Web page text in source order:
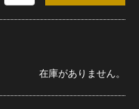
在庫がありません。